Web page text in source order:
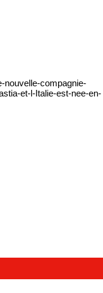
nouvelle-compagnie-
et-l-Italie-est-nee-en-